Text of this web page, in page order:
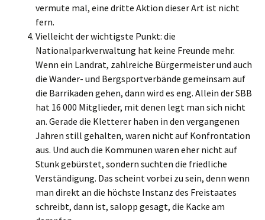
vermute mal, eine dritte Aktion dieser Art ist nicht
fern.
Vielleicht der wichtigste Punkt: die
Nationalparkverwaltung hat keine Freunde mehr.
Wenn ein Landrat, zahlreiche Bürgermeister und auch
die Wander- und Bergsportverbände gemeinsam auf
die Barrikaden gehen, dann wird es eng. Allein der SBB
hat 16 000 Mitglieder, mit denen legt man sich nicht
an. Gerade die Kletterer haben in den vergangenen
Jahren still gehalten, waren nicht auf Konfrontation
aus. Und auch die Kommunen waren eher nicht auf
Stunk gebürstet, sondern suchten die friedliche
Verständigung. Das scheint vorbei zu sein, denn wenn
man direkt an die höchste Instanz des Freistaates
schreibt, dann ist, salopp gesagt, die Kacke am